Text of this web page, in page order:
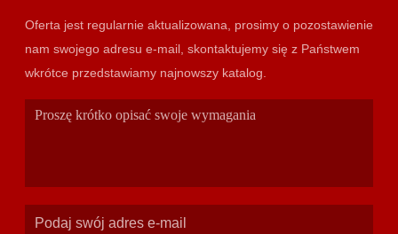
Oferta jest regularnie aktualizowana, prosimy o pozostawienie
nam swojego adresu e-mail, skontaktujemy się z Państwem
wkrótce przedstawiamy najnowszy katalog.